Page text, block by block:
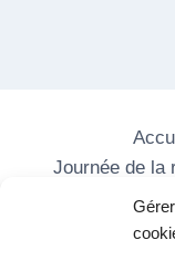
Journée de la
Les